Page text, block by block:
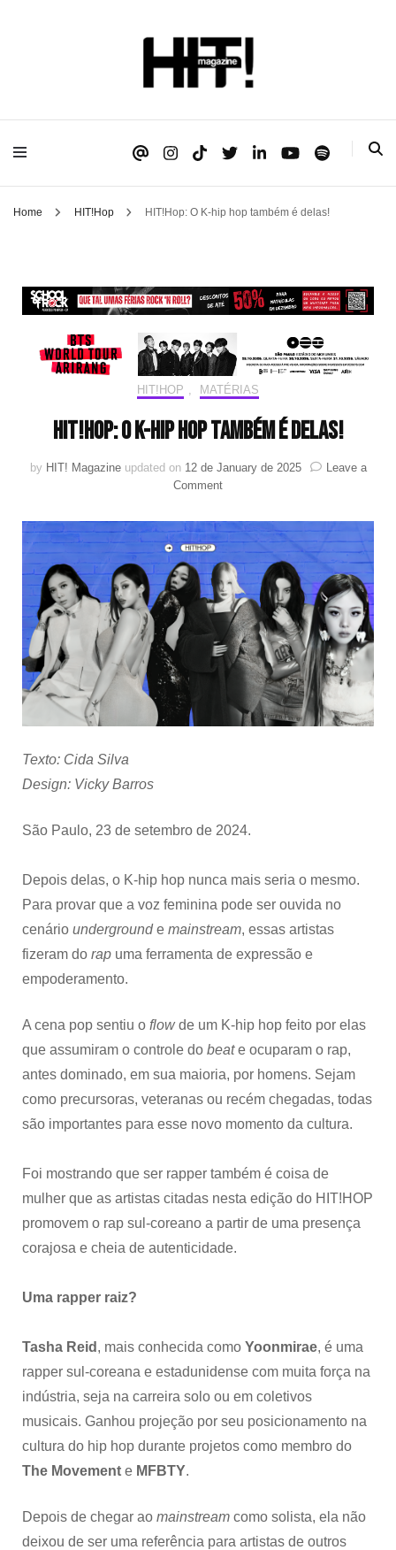
HIT!Magazine
Home HIT!Hop HIT!Hop: O K-hip hop também é delas!
HIT!HOP MATÉRIAS
HIT!Hop: O K-hip hop também é delas!
by HIT! Magazine updated on 12 de January de 2025
Leave a
Commenton
O
K-
hop
também
delas!
Texto: Cida Silva
Design: Vicky Barros
São Paulo, 23 de setembro de 2024.
Depois delas, o K-hip hop nunca mais seria o mesmo.
Para provar que a voz feminina pode ser ouvida no
cenário undergrounde mainstream, essas artistas
fizeram do rap uma ferramenta de expressão e
empoderamento.
A cena pop sentiu o flowde um K-hip hop feito por elas
que assumiram o controle do beate ocuparam o rap,
antes dominado, em sua maioria, por homens. Sejam
como precursoras, veteranas ou recém chegadas, todas
são importantes para esse novo momento da cultura.
Foi mostrando que ser rapper também é coisa de
mulher que as artistas citadas nesta edição do HIT!HOP
promovem o rap sul-coreano a partir de uma presença
corajosa e cheia de autenticidade.
Uma rapper raiz?
Tasha Reid , mais conhecida como Yoonmirae, é uma
rapper sul-coreana e estadunidense com muita força na
indústria, seja na carreira solo ou em coletivos
musicais. Ganhou projeção por seu posicionamento na
cultura do hip hop durante projetos como membro do
The Movement e MFBTY.
Depois de chegar ao mainstream como solista, ela não
deixou de ser uma referência para artistas de outros